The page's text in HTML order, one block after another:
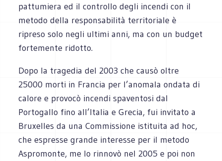
pattumiera ed il controllo degli incendi con il
metodo della responsabilità territoriale è
ripreso solo negli ultimi anni, ma con un budget
fortemente ridotto.
Dopo la tragedia del 2003 che causò oltre
25000 morti in Francia per l’anomala ondata di
calore e provocò incendi spaventosi dal
Portogallo fino all’Italia e Grecia, fui invitato a
Bruxelles da una Commissione istituita ad hoc,
che espresse grande interesse per il metodo
Aspromonte, me lo rinnovò nel 2005 e poi non